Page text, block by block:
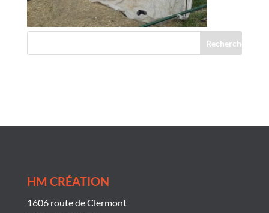
HM CRÉATION
1606 route de Clermont